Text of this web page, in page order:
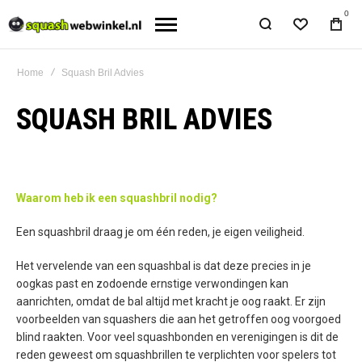
0
Home Squash Bril Advies
SQUASH BRIL ADVIES
Waarom heb ik een squashbril nodig?
Een squashbril draag je om één reden, je eigen veiligheid.
Het vervelende van een squashbal is dat deze precies in je
oogkas past en zodoende ernstige verwondingen kan
aanrichten, omdat de bal altijd met kracht je oog raakt. Er zijn
voorbeelden van squashers die aan het getroffen oog voorgoed
blind raakten. Voor veel squashbonden en verenigingen is dit de
reden geweest om squashbrillen te verplichten voor spelers tot